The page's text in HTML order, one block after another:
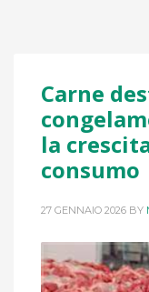
Carne
la
consumo
27 GENNAIO 2026 BY